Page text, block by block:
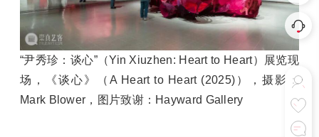
“尹秀珍：谈心”（Yin Xiuzhen: Heart to Heart）展览现
场，《谈心》（A Heart to Heart (2025)），摄影：
Mark Blower，图片致谢：Hayward Gallery